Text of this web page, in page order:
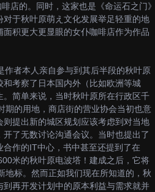
店的。同时，这家也是《命运石之门》
于秋叶原萌え文化发展举足轻重的地
积更大更显眼的女仆咖啡店作为作品
者本人亲自参与到其后半段的秋叶原
考察了日本国内外（比如欧洲等城
简单来说，当时秋叶原所在行政区千
期的用地，商店街的营业协会当初也意
提出新的城区规划应该考虑到对当地
了无数讨论沟通会议。当时也提出了
作的IT中心，书中甚至还提到了在
米的秋叶原电波塔！建成之后，它将
地标。然而正如我们现在所知道的，秋
再开发计划中的原本利益与需求就并